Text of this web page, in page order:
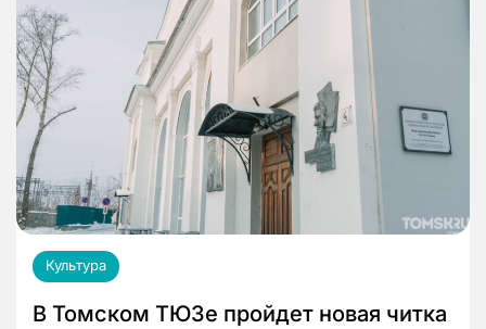
Культура
В Томском ТЮЗе пройдет новая читка